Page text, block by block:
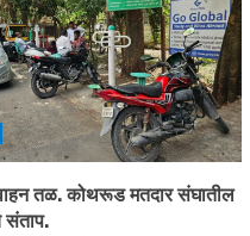
तळ. कोथरूड मतदार संघातील
संताप.